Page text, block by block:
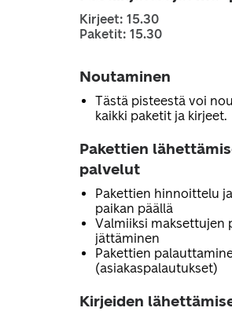
Kirjeet: 15.30
Paketit: 15.30
Noutaminen
Tästä pisteestä voi
kaikki paketit ja kirjeet.
Pakettien
palvelut
Pakettien hinnoittelu
paikan päällä
Valmiiksi maksettujen
jättäminen
Pakettien
(asiakaspalautukset)
Kirjeiden